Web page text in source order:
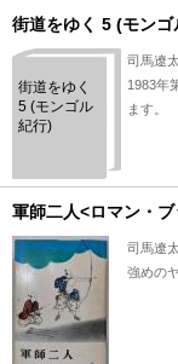
街道をゆく 5 (モンゴ
街道をゆく
5 (モンゴル
紀行)
司馬遼
1983年
ます。
軍師二人<ロマン・
司馬遼
強めの